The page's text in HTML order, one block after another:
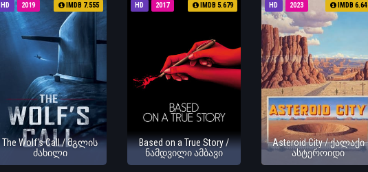
HD 2019 IMDB 7.555
The Wolf's Call / მგლის
ძახილი
HD 2017 IMDB 5.679
Based on a True Story /
ნამდვილი ამბავი
HD 2023 IMDB 6.64
Asteroid City / ქალაქი
ასტეროიდი